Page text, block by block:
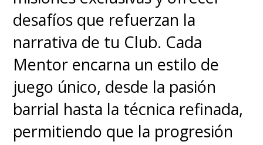
desafíos que refuerzan la
narrativa de tu Club. Cada
Mentor encarna un estilo de
juego único, desde la pasión
barrial hasta la técnica refinada,
permitiendo que la progresión